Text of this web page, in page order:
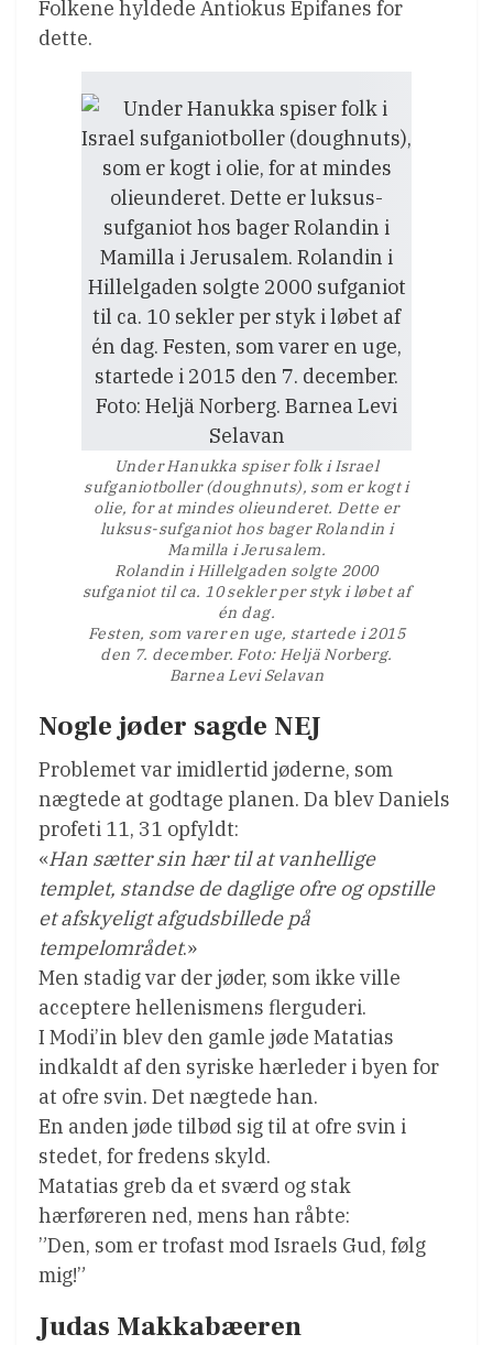
Folkene hyldede Antiokus Epifanes for
dette.
Under Hanukka spiser folk i Israel
sufganiotboller (doughnuts), som er kogt i
olie, for at mindes olieunderet. Dette er
luksus-sufganiot hos bager Rolandin i
Mamilla i Jerusalem.
Rolandin i Hillelgaden solgte 2000
sufganiot til ca. 10 sekler per styk i løbet af
én dag.
Festen, som varer en uge, startede i 2015
den 7. december. Foto: Heljä Norberg.
Barnea Levi Selavan
Nogle jøder sagde NEJ
Problemet var imidlertid jøderne, som
nægtede at godtage planen. Da blev Daniels
profeti 11, 31 opfyldt:
«Han sætter sin hær til at vanhellige
templet, standse de daglige ofre og opstille
et afskyeligt afgudsbillede på
tempelområdet.»
Men stadig var der jøder, som ikke ville
acceptere hellenismens flerguderi.
I Modi’in blev den gamle jøde Matatias
indkaldt af den syriske hærleder i byen for
at ofre svin. Det nægtede han.
En anden jøde tilbød sig til at ofre svin i
stedet, for fredens skyld.
Matatias greb da et sværd og stak
hærføreren ned, mens han råbte:
”Den, som er trofast mod Israels Gud, følg
mig!”
Judas Makkabæeren